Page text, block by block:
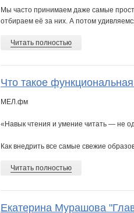
Мы часто принимаем даже самые
отбираем её за них. А потом
Читать полностью
Что такое
МЕЛ.фм
«Навык чтения и умение читать — не
Как внедрить все самые свежие
Читать полностью
Екатерина Мурашова